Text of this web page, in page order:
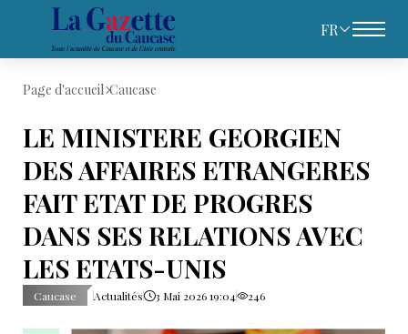
FR
Page d'accueil Caucase
LE MINISTERE GEORGIEN
DES AFFAIRES ETRANGERES
FAIT ETAT DE PROGRES
DANS SES RELATIONS AVEC
LES ETATS-UNIS
Caucase Actualités 3 Mai 2026 19:04 246